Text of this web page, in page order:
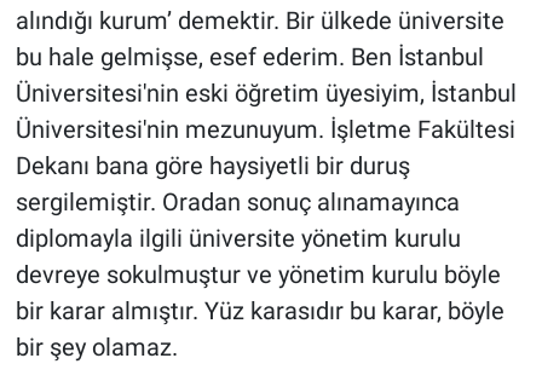
alındığı kurum’ demektir. Bir ülkede üniversite
bu hale gelmişse, esef ederim. Ben İstanbul
Üniversitesi'nin eski öğretim üyesiyim, İstanbul
Üniversitesi'nin mezunuyum. İşletme Fakültesi
Dekanı bana göre haysiyetli bir duruş
sergilemiştir. Oradan sonuç alınamayınca
diplomayla ilgili üniversite yönetim kurulu
devreye sokulmuştur ve yönetim kurulu böyle
bir karar almıştır. Yüz karasıdır bu karar, böyle
bir şey olamaz.